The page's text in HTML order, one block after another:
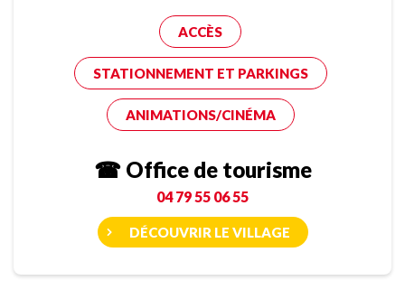
ACCÈS
STATIONNEMENT ET PARKINGS
ANIMATIONS/CINÉMA
☎ Office de tourisme
04 79 55 06 55
DÉCOUVRIR LE VILLAGE